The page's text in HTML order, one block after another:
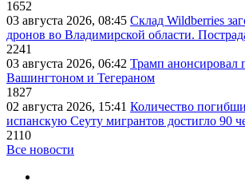
1652
03 августа 2026, 08:45 Склад Wildberries
дронов во Владимирской области.
2241
03 августа 2026, 06:42 Трамп анонсировал
Вашингтоном и Тегераном
1827
02 августа 2026, 15:41 Количество
испанскую Сеуту мигрантов достигло 90
2110
Все новости